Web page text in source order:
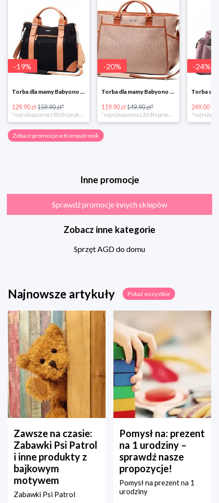
-19%
Torba dla mamy Babyono 1505/01 Comfort Icoinic 5/5
129.90 zł159.90 zł*
-20%
Torba dla mamy Babyono 1507/01 Comfort Chic w super cenie
119.90 zł149.90 zł*
-24%
249.00 zł
Zobacz promocje w Komputronik
Inne promocje
Sprawdź promocje innych sklepów
Zobacz inne kategorie
Sprzęt AGD do domu
Najnowsze artykuły Pokaż wszystkie
Zawsze na czasie:
Zabawki Psi Patrol
i inne produkty z
bajkowym
motywem
Zabawki Psi Patrol
Pomysł na: prezent
na 1 urodziny –
sprawdź nasze
propozycje!
Pomysł na prezent na 1
urodziny